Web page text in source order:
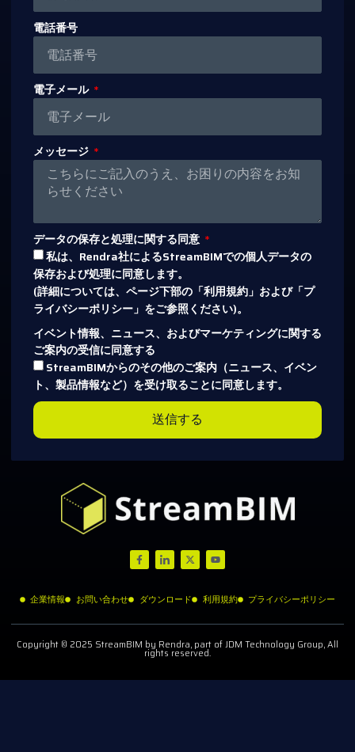
電話番号
電子メール
メッセージ
データの保存と処理に関する同意
私は、Rendra社によるStreamBIMでの個人データの
保存および処理に同意します。
(詳細については、ページ下部の「利用規約」および「プ
ライバシーポリシー」をご参照ください)。
イベント情報、ニュース、およびマーケティングに関する
ご案内の受信に同意する
StreamBIMからのその他のご案内（ニュース、イベン
ト、製品情報など）を受け取ることに同意します。
送信する
企業情報 お問い合わせ ダウンロード 利用規約 プライバシーポリシー
Copyright © 2025 StreamBIM by Rendra, part of JDM Technology Group, All
rights reserved.